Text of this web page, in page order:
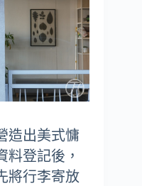
造出美式慵
料登記後，
將行李寄放